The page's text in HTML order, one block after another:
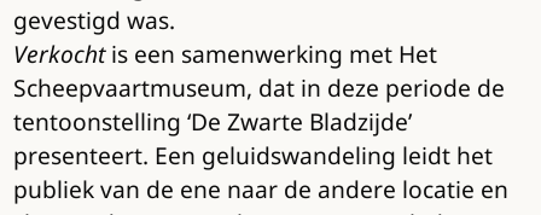
gevestigd was.
Verkochtis een samenwerking met Het
Scheepvaartmuseum, dat in deze periode de
tentoonstelling ‘De Zwarte Bladzijde’
presenteert. Een geluidswandeling leidt het
publiek van de ene naar de andere locatie en